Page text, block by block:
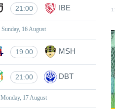
21:00 IBE
Sunday, 16 August
19:00 MSH
21:00 DBT
Monday, 17 August